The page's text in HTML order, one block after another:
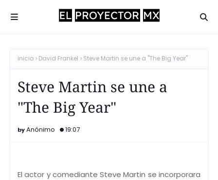
Inicio David Frankel Steve Martin se une a "The Big Year"
Steve Martin se une a
"The Big Year"
Anónimo 19:07
El actor y comediante Steve Martin se incorporara